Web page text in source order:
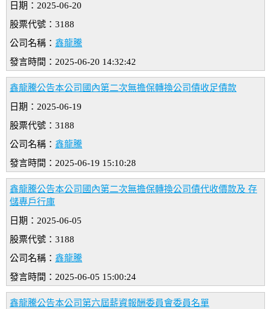
日期：2025-06-20
股票代號：3188
公司名稱： 鑫龍騰
發言時間：2025-06-20 14:32:42
鑫龍騰公告本公司國內第二次無擔保轉換公司債收足債款
日期：2025-06-19
股票代號：3188
公司名稱： 鑫龍騰
發言時間：2025-06-19 15:10:28
鑫龍騰公告本公司國內第二次無擔保轉換公司債代收價款及 存
儲專戶行庫
日期：2025-06-05
股票代號：3188
公司名稱： 鑫龍騰
發言時間：2025-06-05 15:00:24
鑫龍騰公告本公司第六屆薪資報酬委員會委員名單